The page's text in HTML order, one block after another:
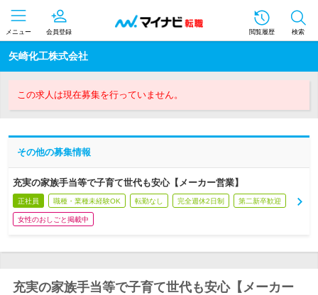
メニュー 会員登録 閲覧履歴 検索
矢崎化工株式会社
この求人は現在募集を行っていません。
その他の募集情報
充実の家族手当等で子育て世代も安心【メーカー営業】
正社員 職種・業種未経験OK 転勤なし 完全週休2日制 第二新卒歓迎
女性のおしごと掲載中
充実の家族手当等で子育て世代も安心【メーカー